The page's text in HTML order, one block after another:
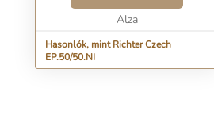
Alza
Hasonlók, mint Richter Czech
EP.50/50.NI